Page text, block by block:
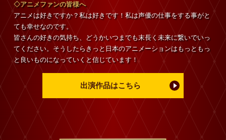
◇アニメファンの皆様へ
アニメは好きですか？私は好きです！私は声優の仕事をする事がと
ても幸せなのです。
皆さんの好きの気持ち、どうかいつまでも末長く未来に繋いでいっ
てください。そうしたらきっと日本のアニメーションはもっともっ
と良いものになっていくと信じています！
出演作品はこちら